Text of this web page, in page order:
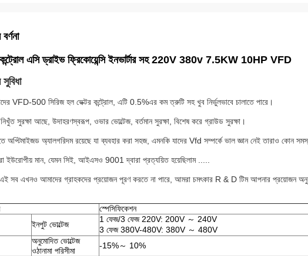
কন্ট্রোল এসি ড্রাইভ ফ্রিকোয়েন্সি ইনভার্টার সহ 220V 380v 7.5KW 10HP VFD
VFD-500 সিরিজ হল ভেক্টর কন্ট্রোল, এটি 0.5%এর কম ত্রুটি সহ খুব নির্ভুলভাবে চালাতে পারে।
সুরক্ষা আছে, উদাহরণস্বরূপ, ওভার ভোল্টেজ, বর্তমান সুরক্ষা, বিশেষ করে গ্রাউড সুরক্ষা।
অপ্টিমাইজড অ্যালগরিদম রয়েছে যা ব্যবহার করা সহজ, এমনকি যাদের Vfd সম্পর্কে ভাল জ্ঞান নেই তারাও কোন
ইউরোপীয় মান, যেমন সিই, আইএসও 9001 দ্বারা প্রত্যয়িত হয়েছিলাম .....
সব এখনও আমাদের গ্রাহকদের প্রয়োজন পূরণ করতে না পারে, আমরা চমৎকার R & D টিম আপনার প্রয়োজন
স্পেসিফিকেশন
ইনপুট ভোল্টেজ
1 ফেজ/3 ফেজ 220V: 200V ～ 240V
3 ফেজ 380V-480V: 380V ～ 480V
অনুমোদিত ভোল্টেজ
ওঠানামা পরিসীমা
-15%～ 10%